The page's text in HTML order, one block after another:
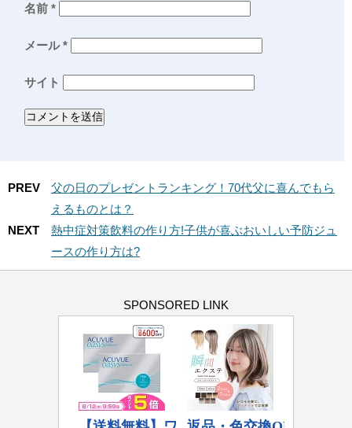
名前 *
メール*
サイト
PREV
父の日のプレゼントランキング！70代父に喜んでもら
えるものとは？
NEXT
熱中症対策飲料の作り方!子供が喜ぶおいしい予防ジュ
ースの作り方は?
SPONSORED LINK